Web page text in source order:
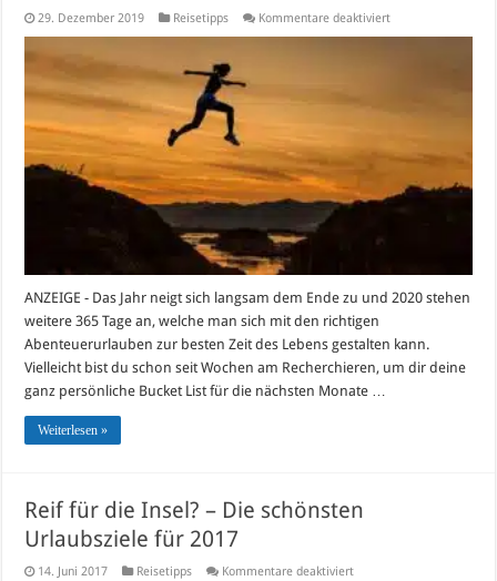
29. Dezember 2019 Reisetipps Kommentare deaktiviertfür
ANZEIGE - Das Jahr neigt sich langsam dem Ende zu und 2020 stehen
weitere 365 Tage an, welche man sich mit den richtigen
Abenteuerurlauben zur besten Zeit des Lebens gestalten kann.
Vielleicht bist du schon seit Wochen am Recherchieren, um dir deine
ganz persönliche Bucket List für die nächsten Monate …
Weiterlesen »
Reif für die Insel? – Die schönsten
Urlaubsziele für 2017
14. Juni 2017 Reisetipps Kommentare deaktiviertfür